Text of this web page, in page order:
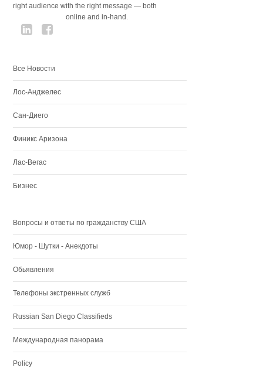
right audience with the right message — both
online and in-hand.
Все Новости
Лос-Анджелес
Сан-Диего
Финикс Аризона
Лас-Вегас
Бизнес
Вопросы и ответы по гражданству США
Юмор - Шутки - Анекдоты
Обьявления
Телефоны экстренных служб
Russian San Diego Classifieds
Международная панорама
Policy